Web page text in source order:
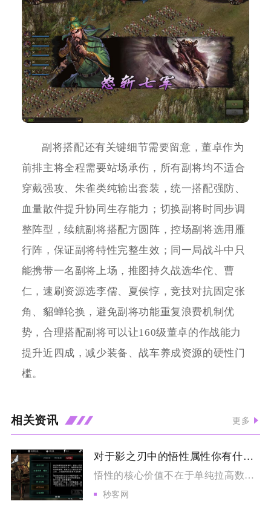
副将搭配还有关键细节需要留意，董卓作为
前排主将全程需要站场承伤，所有副将均不适合
穿戴强攻、朱雀类纯输出套装，统一搭配强防、
血量散件提升协同生存能力；切换副将时同步调
整阵型，续航副将搭配方圆阵，控场副将选用雁
行阵，保证副将特性完整生效；同一局战斗中只
能携带一名副将上场，推图持久战选华佗、曹
仁，速刷资源选李儒、夏侯惇，竞技对抗固定张
角、貂蝉轮换，避免副将功能重复浪费机制优
势，合理搭配副将可以让160级董卓的作战能力
提升近四成，减少装备、战车养成资源的硬性门
槛。
相关资讯 更多
对于影之刃中的悟性属性你有什么独到的理解
悟性的核心价值不在于单纯拉高数值，而是作为心法装配的资源阈值...
秒客网